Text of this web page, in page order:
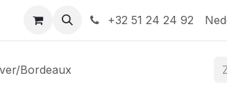
+32 51 24 24 92
Bordeaux